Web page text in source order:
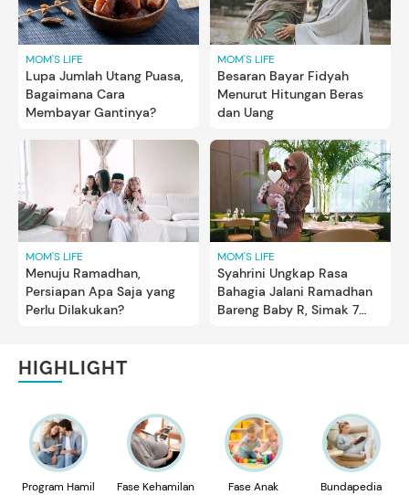
MOM'S LIFE
Lupa Jumlah Utang Puasa,
Bagaimana Cara
Membayar Gantinya?
MOM'S LIFE
Besaran Bayar Fidyah
Menurut Hitungan Beras
dan Uang
MOM'S LIFE
Menuju Ramadhan,
Persiapan Apa Saja yang
Perlu Dilakukan?
MOM'S LIFE
Syahrini Ungkap Rasa
Bahagia Jalani Ramadhan
Bareng Baby R, Simak 7
HIGHLIGHT
Program Hamil Fase Kehamilan Fase Anak Bundapedia